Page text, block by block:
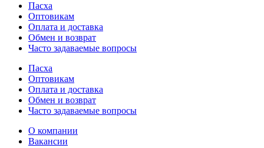
Пасха
Оптовикам
Оплата и доставка
Обмен и возврат
Часто задаваемые вопросы
Пасха
Оптовикам
Оплата и доставка
Обмен и возврат
Часто задаваемые вопросы
О компании
Вакансии